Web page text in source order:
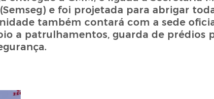
e foi projetada para abrigar
também contará com a sede
a patrulhamentos, guarda de prédios